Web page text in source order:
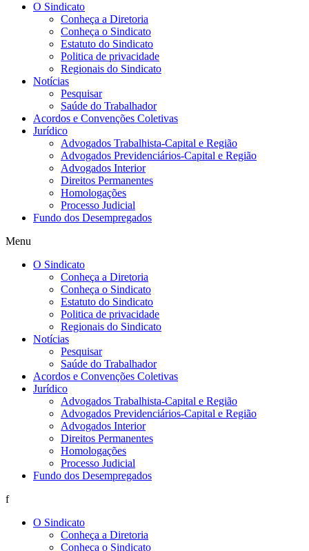
O Sindicato
Conheça a Diretoria
Conheça o Sindicato
Estatuto do Sindicato
Politica de privacidade
Regionais do Sindicato
Notícias
Pesquisar
Saúde do Trabalhador
Acordos e Convenções Coletivas
Jurídico
Advogados Trabalhista-Capital e Região
Advogados Previdenciários-Capital e Região
Advogados Interior
Direitos Permanentes
Homologações
Processo Judicial
Fundo dos Desempregados
Menu
O Sindicato
Conheça a Diretoria
Conheça o Sindicato
Estatuto do Sindicato
Politica de privacidade
Regionais do Sindicato
Notícias
Pesquisar
Saúde do Trabalhador
Acordos e Convenções Coletivas
Jurídico
Advogados Trabalhista-Capital e Região
Advogados Previdenciários-Capital e Região
Advogados Interior
Direitos Permanentes
Homologações
Processo Judicial
Fundo dos Desempregados
f
O Sindicato
Conheça a Diretoria
Conheça o Sindicato